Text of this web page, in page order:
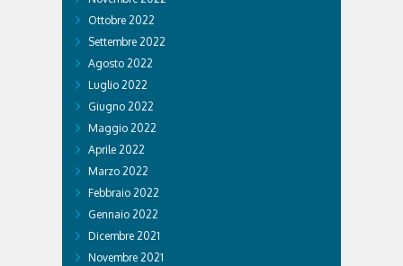
Ottobre 2022
Settembre 2022
Agosto 2022
Luglio 2022
Giugno 2022
Maggio 2022
Aprile 2022
Marzo 2022
Febbraio 2022
Gennaio 2022
Dicembre 2021
Novembre 2021